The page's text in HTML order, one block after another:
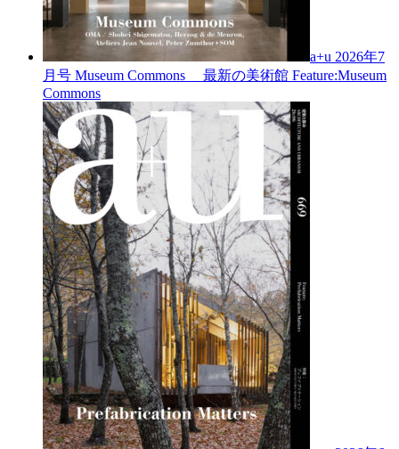
a+u 2026年7
月号 Museum Commons 最新の美術館 Feature:Museum
Commons